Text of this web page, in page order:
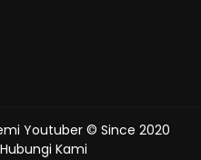
Youtuber © Since 2020
Hubungi Kami